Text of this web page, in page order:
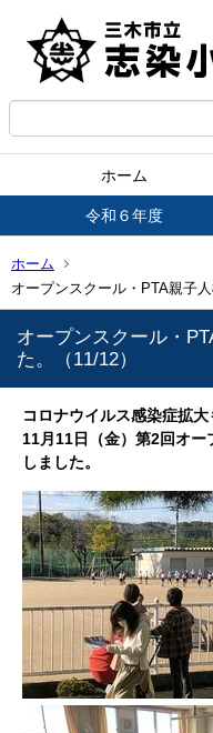
ホーム
令和６年度
ホーム
オープンスクール・PTA親子
オープンスクール・
た。（11/12）
コロナウイルス感染症拡
11月11日（金）第2回オ
しました。